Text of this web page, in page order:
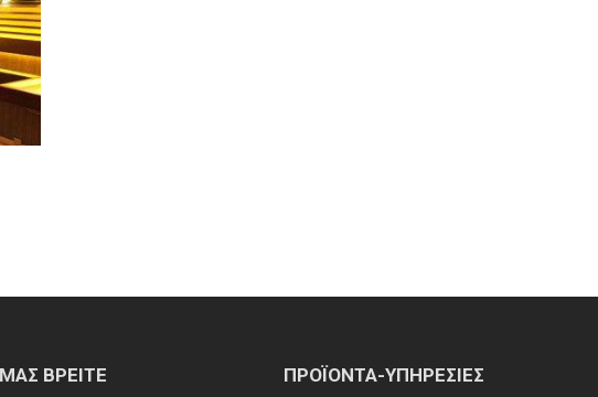
ΒΡΕΙΤΕ ΠΡΟΪΟΝΤΑ-ΥΠΗΡΕΣΙΕΣ